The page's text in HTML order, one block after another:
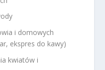
i domowych
ekspres do kawy)
kwiatów i